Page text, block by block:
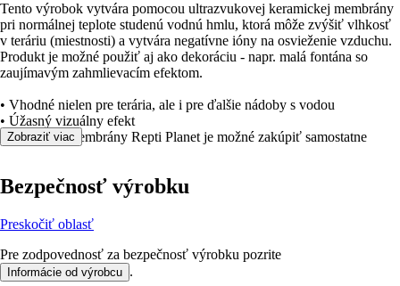
Tento výrobok vytvára pomocou ultrazvukovej keramickej membrány
pri normálnej teplote studenú vodnú hmlu, ktorá môže zvýšiť vlhkosť
v teráriu (miestnosti) a vytvára negatívne ióny na osvieženie vzduchu.
Produkt je možné použiť aj ako dekoráciu - napr. malá fontána so
zaujímavým zahmlievacím efektom.
• Vhodné nielen pre terária, ale i pre ďalšie nádoby s vodou
• Úžasný vizuálny efekt
• Náhradné membrány Repti Planet je možné zakúpiť samostatne
Zobraziť viac
Bezpečnosť výrobku
Preskočiť oblasť
Pre zodpovednosť za bezpečnosť výrobku pozrite
Informácie od výrobcu .